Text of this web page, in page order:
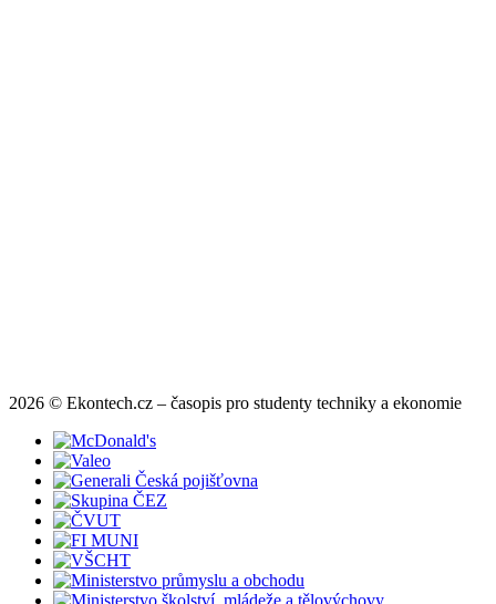
2026 © Ekontech.cz – časopis pro studenty techniky a ekonomie